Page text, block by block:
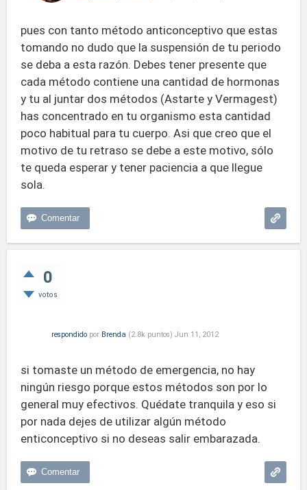
pues con tanto método anticonceptivo que estas
tomando no dudo que la suspensión de tu periodo
se deba a esta razón. Debes tener presente que
cada método contiene una cantidad de hormonas
y tu al juntar dos métodos (Astarte y Vermagest)
has concentrado en tu organismo esta cantidad
poco habitual para tu cuerpo. Asi que creo que el
motivo de tu retraso se debe a este motivo, sólo
te queda esperar y tener paciencia a que llegue
sola.
0
votos
respondido por Brenda (2.8k puntos) Jun 11, 2012
si tomaste un método de emergencia, no hay
ningún riesgo porque estos métodos son por lo
general muy efectivos. Quédate tranquila y eso si
por nada dejes de utilizar algún método
enticonceptivo si no deseas salir embarazada.